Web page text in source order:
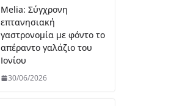
Melia: Σύγχρονη
επτανησιακή
γαστρονομία με φόντο το
απέραντο γαλάζιο του
Ιονίου
30/06/2026